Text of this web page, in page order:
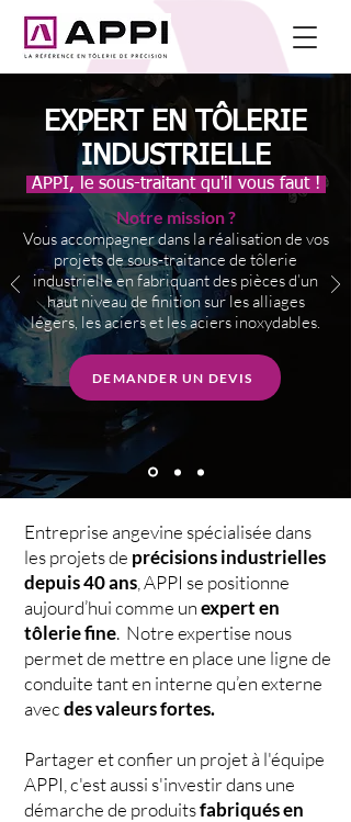
EXPERT EN TÔLERIE
INDUSTRIELLE
APPI, le sous-traitant qu'il vous faut !
Notre mission ?
Vous accompagner dans la réalisation de vos
projets de sous-traitance de tôlerie
industrielle en fabriquant des pièces d’un
haut niveau de finition sur les alliages
légers, les aciers et les aciers inoxydables.
DEMANDER UN DEVIS
Entreprise angevine spécialisée dans
les projets de précisions industrielles
depuis 40 ans , APPI se positionne
aujourd’hui comme unexpert en
tôlerie fine. Notre expertise nous
permet de mettre en place une ligne de
conduite tant en interne qu’en externe
avecdes valeurs fortes.
Partager et confier un projet à l'équipe
APPI, c'est aussi s'investir dans une
démarche de produitsfabriqués en